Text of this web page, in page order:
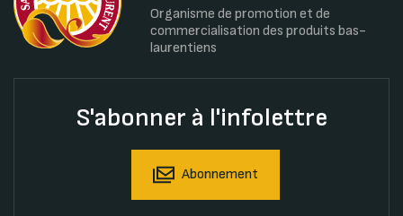
Organisme de promotion et de
commercialisation des produits bas-
laurentiens
S'abonner à l'infolettre
Abonnement